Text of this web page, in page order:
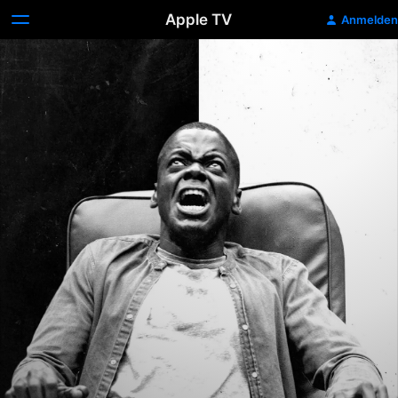
Apple TV Anmelden